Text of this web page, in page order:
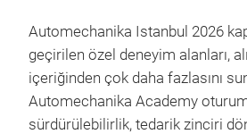
Automechanika Istanbul 2026
geçirilen özel deneyim alanları,
içeriğinden çok daha fazlasını
Automechanika Academy
sürdürülebilirlik, tedarik zinciri